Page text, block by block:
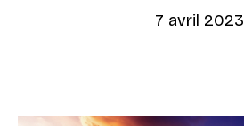
7 avril 2023